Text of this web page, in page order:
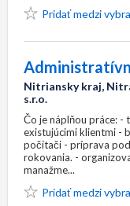
Pridať medzi
Nitriansky kraj,
s.r.o.
Čo je náplňou práce: -
existujúcimi klientmi -
počítači - príprava
rokovania. -
manažme...
Pridať medzi